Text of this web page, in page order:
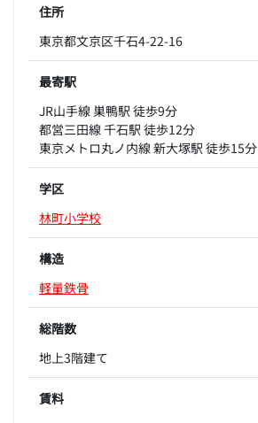
住所
東京都文京区千石4-22-16
最寄駅
JR山手線 巣鴨駅 徒歩9分
都営三田線 千石駅 徒歩12分
東京メトロ丸ノ内線 新大塚駅 徒歩15分
学区
林町小学校
構造
軽量鉄骨
総階数
地上3階建て
賃料